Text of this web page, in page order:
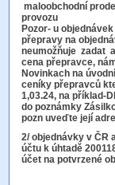
maloobchodní
Pozor- u
přepravy na
neumožňuje zadat
cena přepravce,
Novinkach na
ceníky přepravců
1,03.24, na příklad-
do poznámky
pozn uveďte její
2/ objednávky v ČR
účtu k úhtadě
účet na potvrzené